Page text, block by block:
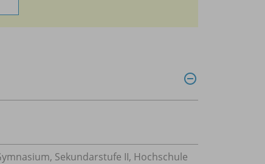
Sekundarstufe II, Hochschule